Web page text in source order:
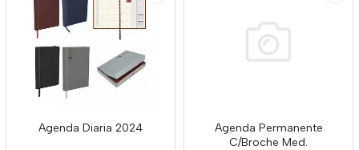
Agenda Diaria 2024
Agenda Permanente
C/Broche Med.